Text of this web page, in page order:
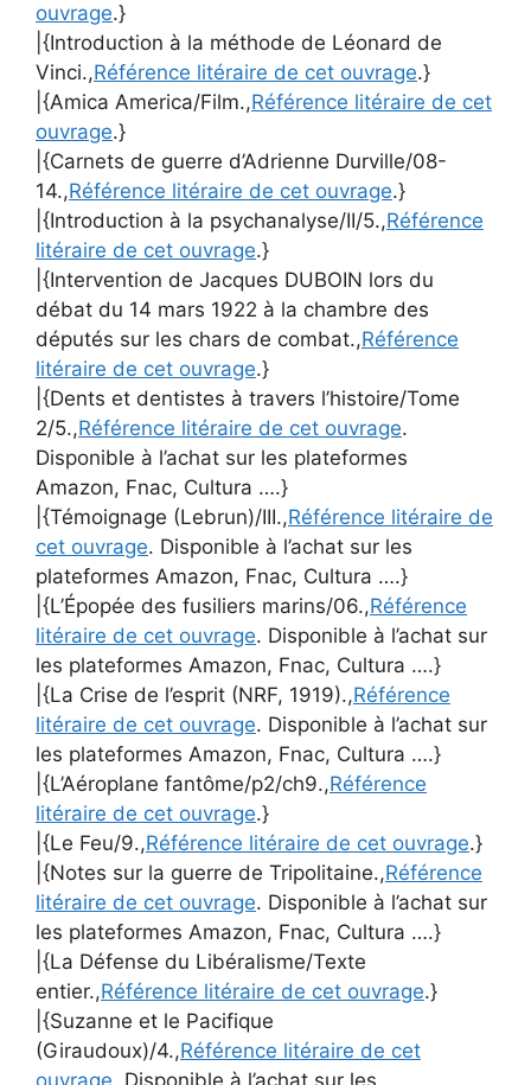
ouvrage.}
|{Introduction à la méthode de Léonard de
Vinci.,Référence litéraire de cet ouvrage.}
|{Amica America/Film.,Référence litéraire de cet
ouvrage.}
|{Carnets de guerre d’Adrienne Durville/08-
14.,Référence litéraire de cet ouvrage.}
|{Introduction à la psychanalyse/II/5.,Référence
litéraire de cet ouvrage.}
|{Intervention de Jacques DUBOIN lors du
débat du 14 mars 1922 à la chambre des
députés sur les chars de combat.,Référence
litéraire de cet ouvrage.}
|{Dents et dentistes à travers l’histoire/Tome
2/5.,Référence litéraire de cet ouvrage.
Disponible à l’achat sur les plateformes
Amazon, Fnac, Cultura ….}
|{Témoignage (Lebrun)/III.,Référence litéraire de
cet ouvrage. Disponible à l’achat sur les
plateformes Amazon, Fnac, Cultura ….}
|{L’Épopée des fusiliers marins/06.,Référence
litéraire de cet ouvrage. Disponible à l’achat sur
les plateformes Amazon, Fnac, Cultura ….}
|{La Crise de l’esprit (NRF, 1919).,Référence
litéraire de cet ouvrage. Disponible à l’achat sur
les plateformes Amazon, Fnac, Cultura ….}
|{L’Aéroplane fantôme/p2/ch9.,Référence
litéraire de cet ouvrage.}
|{Le Feu/9.,Référence litéraire de cet ouvrage.}
|{Notes sur la guerre de Tripolitaine.,Référence
litéraire de cet ouvrage. Disponible à l’achat sur
les plateformes Amazon, Fnac, Cultura ….}
|{La Défense du Libéralisme/Texte
entier.,Référence litéraire de cet ouvrage.}
|{Suzanne et le Pacifique
(Giraudoux)/4.,Référence litéraire de cet